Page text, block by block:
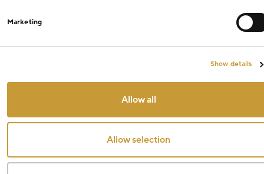
Marketing
Show details
Allow all
Allow selection
Filtry
Od Kč Do Kč